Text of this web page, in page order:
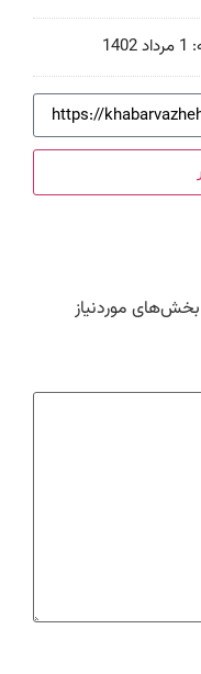
1 مرداد 1402
بخش‌های موردنیاز